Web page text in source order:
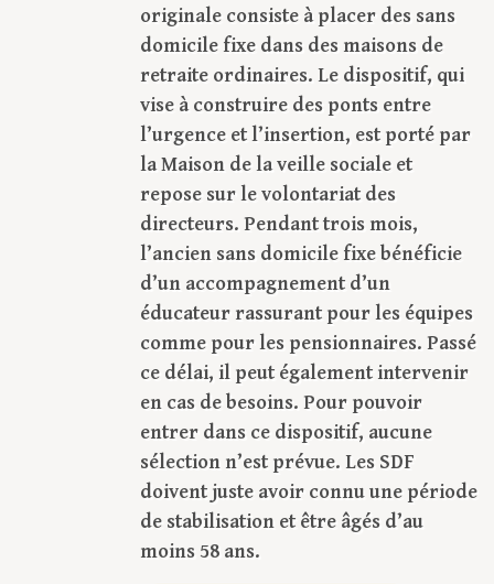
originale consiste à placer des sans
domicile fixe dans des maisons de
retraite ordinaires. Le dispositif, qui
vise à construire des ponts entre
l’urgence et l’insertion, est porté par
la Maison de la veille sociale et
repose sur le volontariat des
directeurs. Pendant trois mois,
l’ancien sans domicile fixe bénéficie
d’un accompagnement d’un
éducateur rassurant pour les équipes
comme pour les pensionnaires. Passé
ce délai, il peut également intervenir
en cas de besoins. Pour pouvoir
entrer dans ce dispositif, aucune
sélection n’est prévue. Les SDF
doivent juste avoir connu une période
de stabilisation et être âgés d’au
moins 58 ans.